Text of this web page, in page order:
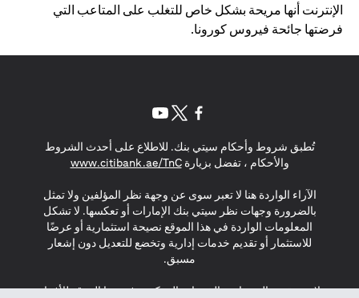
الإنترنت أنها مريحة بشكل خاص للتغلب على المتاعب التي
فرضتها جائحة فيروس كورونا.
تُطبق شروط وأحكام سيتي بنك. للاطلاع على أحدث الشروط
والأحكام ، تفضل بزيارةwww.citibank.ae/TnC
in a new tab
الآراء الواردة هنا لا تعبر سوى عن وجهة نظر المؤلفين ولا تمثل
بالضرورة وجهات نظر سيتي بنك الإمارات أو تعكسها. لا تشكل
المعلومات الواردة في هذا الموقع نصيحة استثمارية أو عرضًا
للاستثمار أو تقديم خدمات إدارية وتخضع للتعديل دون إشعار
مسبق.
لا يتم تقديم المنتجات والخدمات المذكورة في هذا الموقع للأفراد